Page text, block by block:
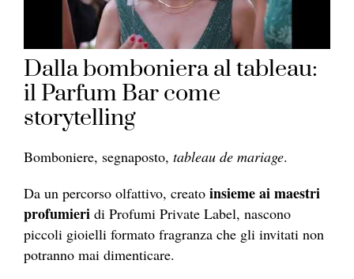
Dalla bomboniera al tableau:
il Parfum Bar come
storytelling
Bomboniere, segnaposto, tableau de mariage.
Da un percorso olfattivo, creato insieme ai maestri
profumieri di Profumi Private Label, nascono
piccoli gioielli formato fragranza che gli invitati non
potranno mai dimenticare.